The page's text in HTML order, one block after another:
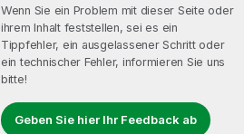
Wenn Sie ein Problem mit dieser Seite oder
ihrem Inhalt feststellen, sei es ein
Tippfehler, ein ausgelassener Schritt oder
ein technischer Fehler, informieren Sie uns
bitte!
Geben Sie hier Ihr Feedback ab